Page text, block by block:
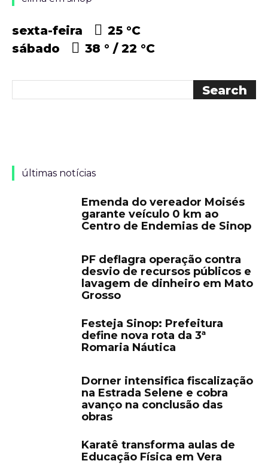
sexta-feira 25 °C
sábado
38 ° 22 °C
últimas notícias
Emenda do vereador Moisés
garante veículo 0 km ao
Centro de Endemias de Sinop
PF deflagra operação contra
desvio de recursos públicos e
lavagem de dinheiro em Mato
Grosso
Festeja Sinop: Prefeitura
define nova rota da 3ª
Romaria Náutica
Dorner intensifica fiscalização
na Estrada Selene e cobra
avanço na conclusão das
obras
Karatê transforma aulas de
Educação Física em Vera